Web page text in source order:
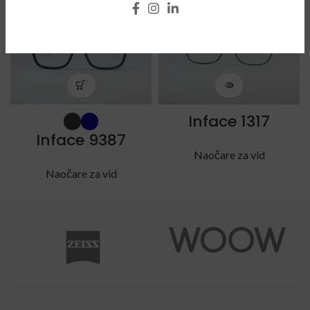
Inface 9387
Naočare za vid
Inface 1317
Naočare za vid